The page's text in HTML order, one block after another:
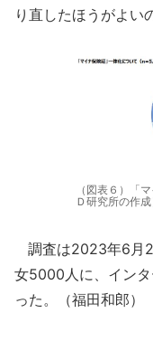
り直したほうがよい
（図表６）「
Ｄ研究所の作成
調査は2023年6月
女5000人に、イン
った。（福田和郎）